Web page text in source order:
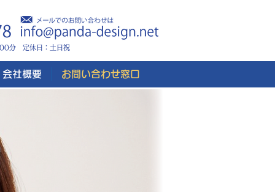
分 定休日：土日祝
会社概要 お問い合わせ窓口